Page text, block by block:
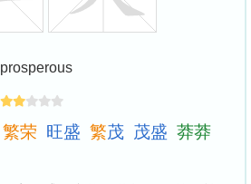
prosperous
繁荣 旺盛 繁茂 茂盛 莽莽